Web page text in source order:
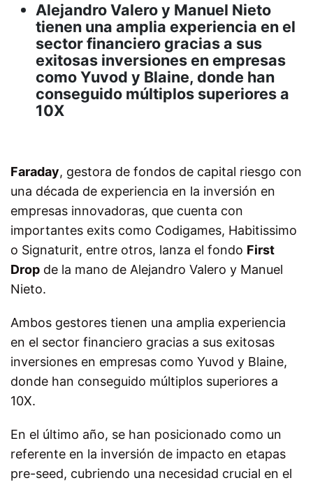
Alejandro Valero y Manuel Nieto
tienen una amplia experiencia en el
sector financiero gracias a sus
exitosas inversiones en empresas
como Yuvod y Blaine, donde han
conseguido múltiplos superiores a
10X
Faraday, gestora de fondos de capital riesgo con
una década de experiencia en la inversión en
empresas innovadoras, que cuenta con
importantes exits como Codigames, Habitissimo
o Signaturit, entre otros, lanza el fondo First
Drop de la mano de Alejandro Valero y Manuel
Nieto.
Ambos gestores tienen una amplia experiencia
en el sector financiero gracias a sus exitosas
inversiones en empresas como Yuvod y Blaine,
donde han conseguido múltiplos superiores a
10X.
En el último año, se han posicionado como un
referente en la inversión de impacto en etapas
pre-seed, cubriendo una necesidad crucial en el